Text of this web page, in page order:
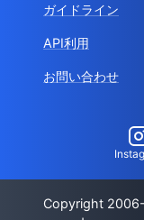
ガイドライン
API利用
お問い合わせ
Copyright 2006-